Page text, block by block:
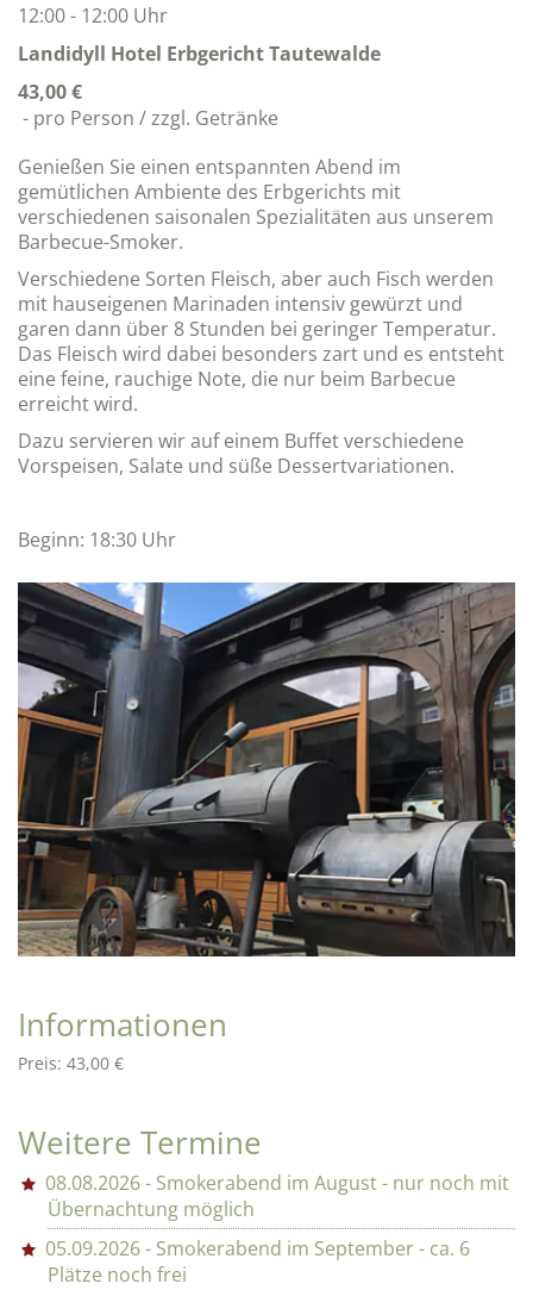
12:00 - 12:00 Uhr
Landidyll Hotel Erbgericht Tautewalde
43,00 €
- pro Person / zzgl. Getränke
Genießen Sie einen entspannten Abend im
gemütlichen Ambiente des Erbgerichts mit
verschiedenen saisonalen Spezialitäten aus unserem
Barbecue-Smoker.
Verschiedene Sorten Fleisch, aber auch Fisch werden
mit hauseigenen Marinaden intensiv gewürzt und
garen dann über 8 Stunden bei geringer Temperatur.
Das Fleisch wird dabei besonders zart und es entsteht
eine feine, rauchige Note, die nur beim Barbecue
erreicht wird.
Dazu servieren wir auf einem Buffet verschiedene
Vorspeisen, Salate und süße Dessertvariationen.
Beginn: 18:30 Uhr
Informationen
Preis: 43,00 €
Weitere Termine
08.08.2026 - Smokerabend im August - nur noch mit
Übernachtung möglich
05.09.2026 - Smokerabend im September - ca. 6
Plätze noch frei